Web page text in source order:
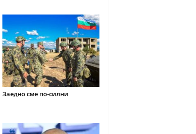
Заедно сме по-силни